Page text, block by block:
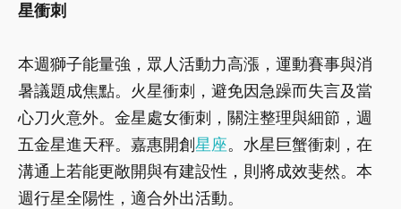
星衝刺
本週獅子能量強，眾人活動力高漲，運動賽事與消
暑議題成焦點。火星衝刺，避免因急躁而失言及當
心刀火意外。金星處女衝刺，關注整理與細節，週
五金星進天秤。嘉惠開創星座。水星巨蟹衝刺，在
溝通上若能更敞開與有建設性，則將成效斐然。本
週行星全陽性，適合外出活動。